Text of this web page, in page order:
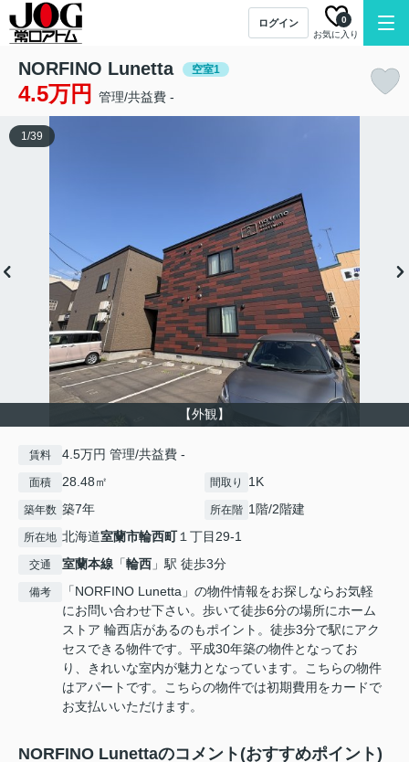
ログイン
お気に入り
0
NORFINO Lunetta 空室1
4.5万円 管理/共益費 -
【外観】
1/39
賃料 4.5万円 管理/共益費 -
面積 28.48㎡ 間取り 1K
築年数 築7年 所在階 1階/2階建
所在地 北海道室蘭市輪西町１丁目29-1
交通 室蘭本線 「輪西 」駅 徒歩3分
備考
「NORFINO Lunetta」の物件情報をお探しならお気軽
にお問い合わせ下さい。歩いて徒歩6分の場所にホーム
ストア 輪西店があるのもポイント。徒歩3分で駅にアク
セスできる物件です。平成30年築の物件となってお
り、きれいな室内が魅力となっています。こちらの物件
はアパートです。こちらの物件では初期費用をカードで
お支払いいただけます。
NORFINO Lunettaのコメント(おすすめポイント)